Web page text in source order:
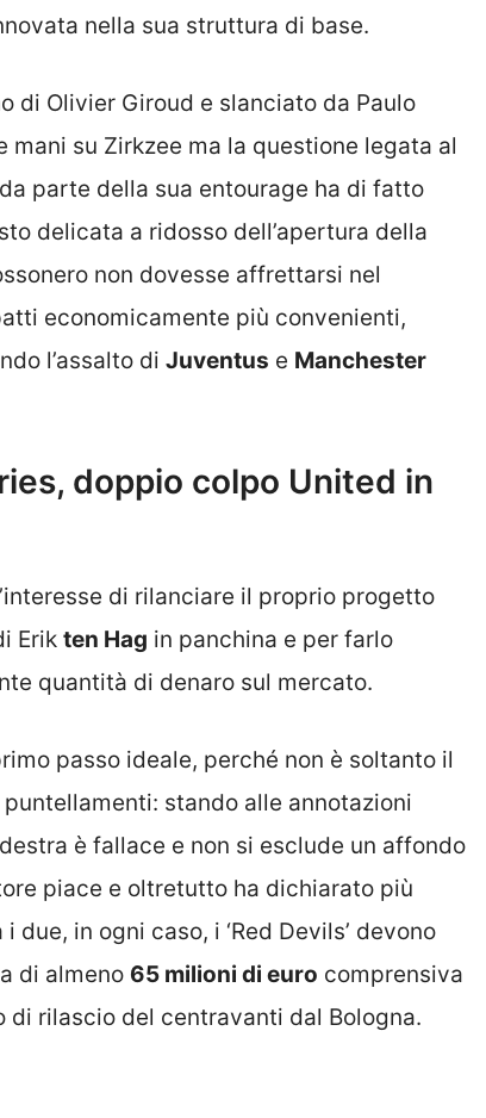
nella sua struttura di base.
di Olivier Giroud e slanciato da Paulo
su Zirkzee ma la questione legata al
da parte della sua entourage ha di fatto
delicata a ridosso dell’apertura della
non dovesse affrettarsi nel
economicamente più convenienti,
l’assalto di Juventus e Manchester
doppio colpo United in
di rilanciare il proprio progetto
Erik ten Hag in panchina e per farlo
quantità di denaro sul mercato.
passo ideale, perché non è soltanto il
stando alle annotazioni
è fallace e non si esclude un affondo
piace e oltretutto ha dichiarato più
i due, in ogni caso, i ‘Red Devils’ devono
di almeno 65 milioni di euro comprensiva
di rilascio del centravanti dal Bologna.